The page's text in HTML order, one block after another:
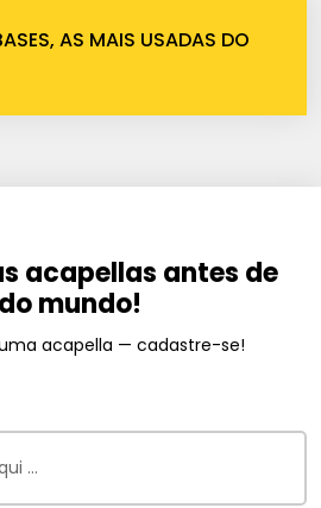
AS MAIS USADAS DO
acapellas antes de
mundo!
acapella — cadastre-se!